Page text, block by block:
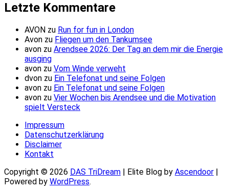
Letzte Kommentare
AVON zu Run for fun in London
Avon zu Fliegen um den Tankumsee
avon zu Arendsee 2026: Der Tag an dem mir die Energie
ausging
avon zu Vom Winde verweht
dvon zu Ein Telefonat und seine Folgen
avon zu Ein Telefonat und seine Folgen
avon zu Vier Wochen bis Arendsee und die Motivation
spielt Versteck
Impressum
Datenschutzerklärung
Disclaimer
Kontakt
Copyright © 2026 DAS TriDream | Elite Blog by Ascendoor
Powered by WordPress.